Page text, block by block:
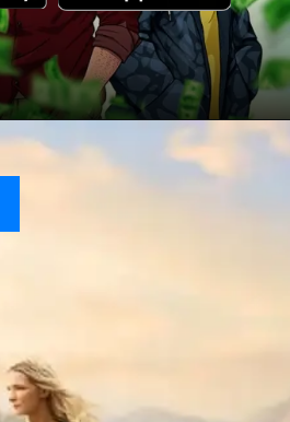
Dq1c4/pieo/gjct